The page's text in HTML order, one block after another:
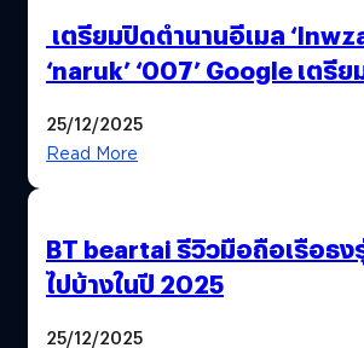
เตรียมปิดตำนานอีเมล
‘naruk’ ‘007’ Google เตรีย
25/12/2025
Read More
BT beartai รีวิวมือถือเรือธง
ไปบ้างในปี 2025
25/12/2025